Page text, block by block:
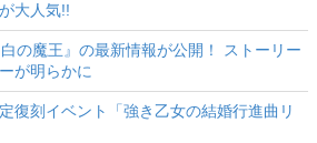
大人気!!
の魔王』の最新情報が公開！ ストーリー
が明らかに
復刻イベント「強き乙女の結婚行進曲リ